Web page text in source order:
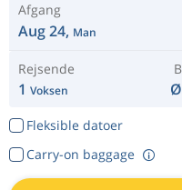
Afgang
Aug 24, Man
Rejsende
1 Voksen
Fleksible datoer
Carry-on baggage